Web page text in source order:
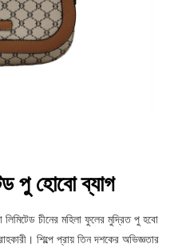
পু হোবো ব্যাগ
লিমিটেড চীনের মহিলা ফুলের মুদ্রিত পু হবো
শিল্পে প্রায় তিন দশকের অভিজ্ঞতার